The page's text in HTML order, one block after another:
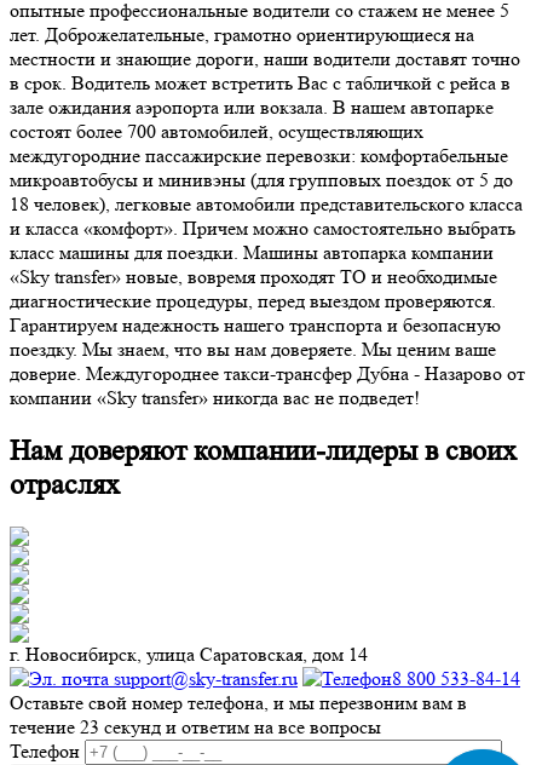
опытные профессиональные водители со стажем не менее 5
лет. Доброжелательные, грамотно ориентирующиеся на
местности и знающие дороги, наши водители доставят точно
в срок. Водитель может встретить Вас с табличкой с рейса в
зале ожидания аэропорта или вокзала. В нашем автопарке
состоят более 700 автомобилей, осуществляющих
междугородние пассажирские перевозки: комфортабельные
микроавтобусы и минивэны (для групповых поездок от 5 до
18 человек), легковые автомобили представительского класса
и класса «комфорт». Причем можно самостоятельно выбрать
класс машины для поездки. Машины автопарка компании
«Sky transfer» новые, вовремя проходят ТО и необходимые
диагностические процедуры, перед выездом проверяются.
Гарантируем надежность нашего транспорта и безопасную
поездку. Мы знаем, что вы нам доверяете. Мы ценим ваше
доверие. Междугороднее такси-трансфер Дубна - Назарово от
компании «Sky transfer» никогда вас не подведет!
Нам доверяют компании-лидеры в своих
отраслях
г. Новосибирск, улица Саратовская, дом 14
support@sky-transfer.ru
8 800 533-84-14
Оставьте свой номер телефона, и мы перезвоним вам в
течение 23 секунд и ответим на все вопросы
Телефон